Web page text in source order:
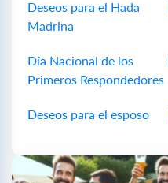
Deseos para el Hada
Madrina
Día Nacional de los
Primeros Respondedores
Deseos para el esposo